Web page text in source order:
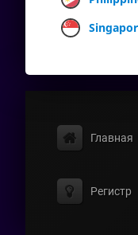
Главная
Регистр